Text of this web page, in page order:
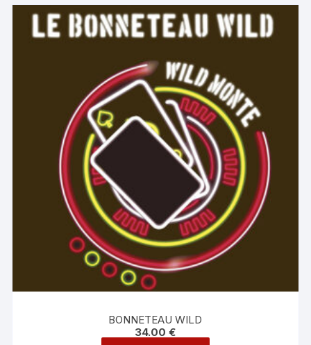
BONNETEAU WILD
34.00€